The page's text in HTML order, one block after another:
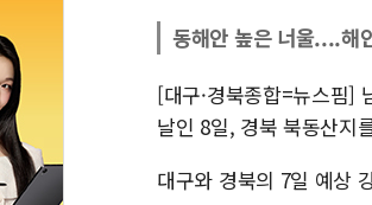
동해안 높은 너울....해
[대구·경북종합=뉴스핌]
날인 8일, 경북 북동산지
대구와 경북의 7일 예상